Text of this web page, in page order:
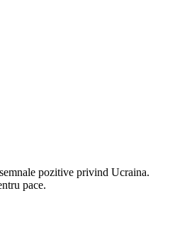
pozitive privind Ucraina.
pace.